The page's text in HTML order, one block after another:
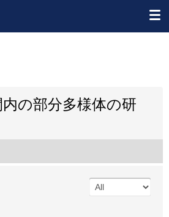
の部分多様体の研